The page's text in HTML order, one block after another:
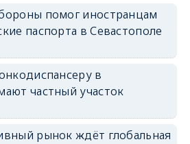
помог иностранцам
паспорта в Севастополе
в
частный участок
рынок ждёт глобальная